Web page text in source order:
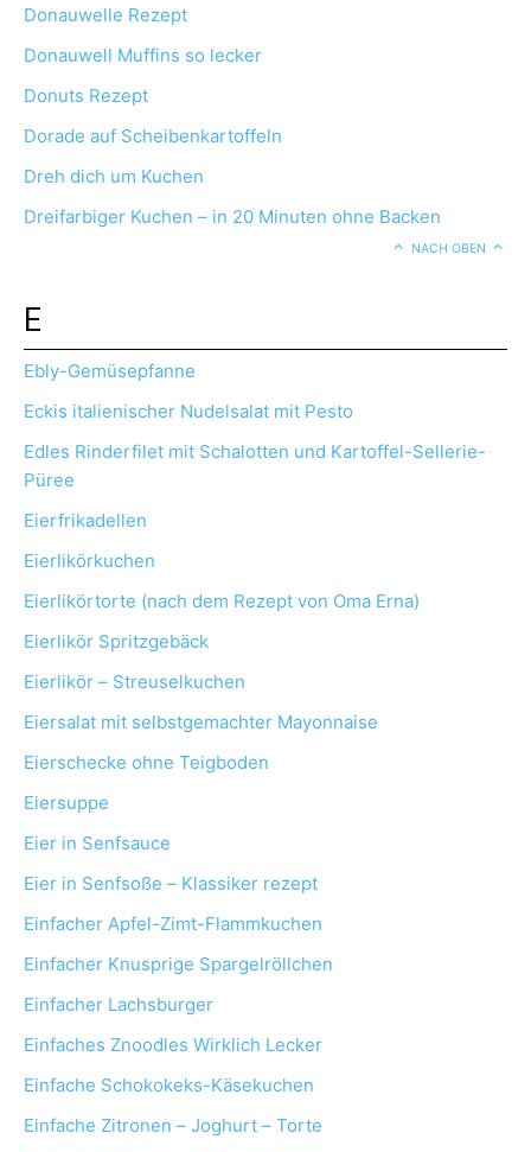
Donauwelle Rezept
Donauwell Muffins so lecker
Donuts Rezept
Dorade auf Scheibenkartoffeln
Dreh dich um Kuchen
Dreifarbiger Kuchen – in 20 Minuten ohne Backen
NACH OBEN
E
Ebly-Gemüsepfanne
Eckis italienischer Nudelsalat mit Pesto
Edles Rinderfilet mit Schalotten und Kartoffel-Sellerie-
Püree
Eierfrikadellen
Eierlikörkuchen
Eierlikörtorte (nach dem Rezept von Oma Erna)
Eierlikör Spritzgebäck
Eierlikör – Streuselkuchen
Eiersalat mit selbstgemachter Mayonnaise
Eierschecke ohne Teigboden
Eiersuppe
Eier in Senfsauce
Eier in Senfsoße – Klassiker rezept
Einfacher Apfel-Zimt-Flammkuchen
Einfacher Knusprige Spargelröllchen
Einfacher Lachsburger
Einfaches Znoodles Wirklich Lecker
Einfache Schokokeks-Käsekuchen
Einfache Zitronen – Joghurt – Torte